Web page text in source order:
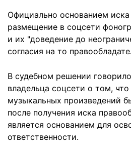
Официально основанием иска
размещение в соцсети
и их "доведение до
согласия на то
В судебном решении
владельца соцсети о том,
музыкальных произведений
после получения иска
является основанием для
ответственности.